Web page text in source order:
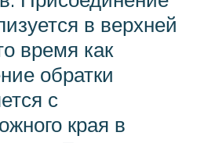
в верхней
время как
обратки
с
края в